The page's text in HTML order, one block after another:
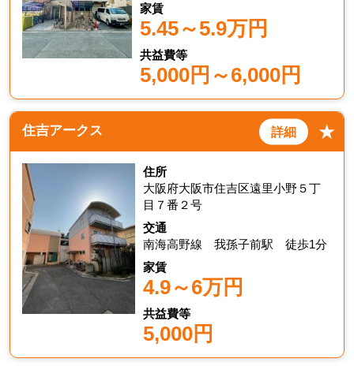
家賃
5.45～5.9万円
共益費等
5,000円～6,000円
住吉アークス ★
詳細
住所
大阪府大阪市住吉区遠里小野５丁
目７番２号
交通
南海高野線 我孫子前駅 徒歩1分
家賃
4.9～6万円
共益費等
5,000円